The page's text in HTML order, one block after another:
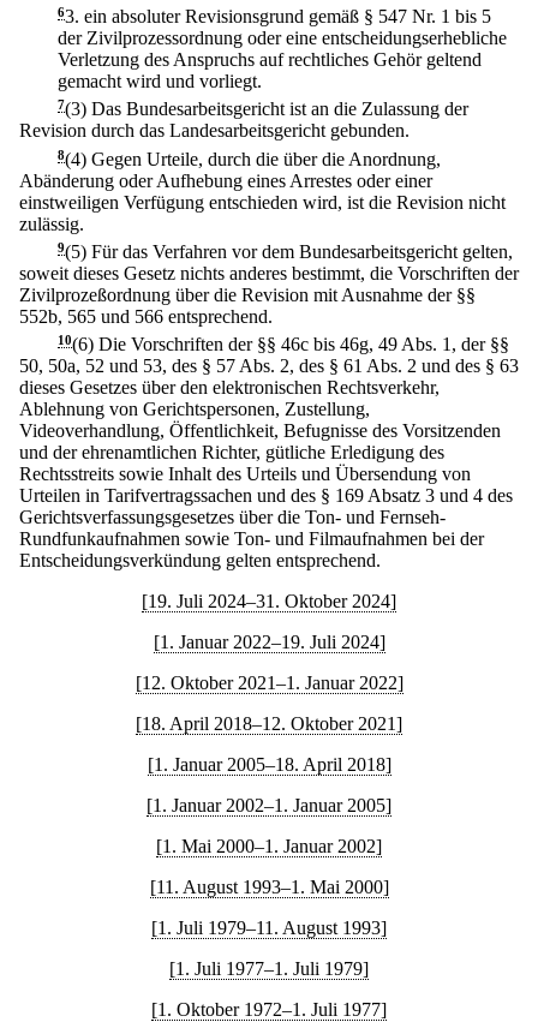
63. ein absoluter Revisionsgrund gemäß § 547 Nr. 1 bis 5
der Zivilprozessordnung oder eine entscheidungserhebliche
Verletzung des Anspruchs auf rechtliches Gehör geltend
gemacht wird und vorliegt.
7(3) Das Bundesarbeitsgericht ist an die Zulassung der
Revision durch das Landesarbeitsgericht gebunden.
8(4) Gegen Urteile, durch die über die Anordnung,
Abänderung oder Aufhebung eines Arrestes oder einer
einstweiligen Verfügung entschieden wird, ist die Revision nicht
zulässig.
9(5) Für das Verfahren vor dem Bundesarbeitsgericht gelten,
soweit dieses Gesetz nichts anderes bestimmt, die Vorschriften der
Zivilprozeßordnung über die Revision mit Ausnahme der §§
552b, 565 und 566 entsprechend.
10(6) Die Vorschriften der §§ 46c bis 46g, 49 Abs. 1, der §§
50, 50a, 52 und 53, des § 57 Abs. 2, des § 61 Abs. 2 und des § 63
dieses Gesetzes über den elektronischen Rechtsverkehr,
Ablehnung von Gerichtspersonen, Zustellung,
Videoverhandlung, Öffentlichkeit, Befugnisse des Vorsitzenden
und der ehrenamtlichen Richter, gütliche Erledigung des
Rechtsstreits sowie Inhalt des Urteils und Übersendung von
Urteilen in Tarifvertragssachen und des § 169 Absatz 3 und 4 des
Gerichtsverfassungsgesetzes über die Ton- und Fernseh-
Rundfunkaufnahmen sowie Ton- und Filmaufnahmen bei der
Entscheidungsverkündung gelten entsprechend.
[19. Juli 2024–31. Oktober 2024]
[1. Januar 2022–19. Juli 2024]
[12. Oktober 2021–1. Januar 2022]
[18. April 2018–12. Oktober 2021]
[1. Januar 2005–18. April 2018]
[1. Januar 2002–1. Januar 2005]
[1. Mai 2000–1. Januar 2002]
[11. August 1993–1. Mai 2000]
[1. Juli 1979–11. August 1993]
[1. Juli 1977–1. Juli 1979]
[1. Oktober 1972–1. Juli 1977]